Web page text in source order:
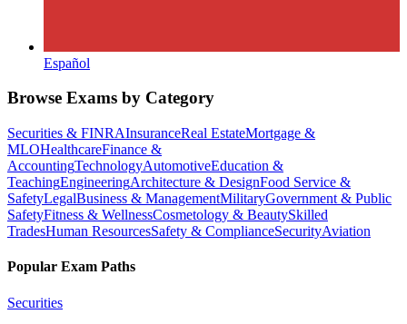
Español
Browse Exams by Category
Securities & FINRAInsuranceReal EstateMortgage &
MLOHealthcareFinance &
AccountingTechnologyAutomotiveEducation &
TeachingEngineeringArchitecture & DesignFood Service &
SafetyLegalBusiness & ManagementMilitaryGovernment & Public
SafetyFitness & WellnessCosmetology & BeautySkilled
TradesHuman ResourcesSafety & ComplianceSecurityAviation
Popular Exam Paths
Securities